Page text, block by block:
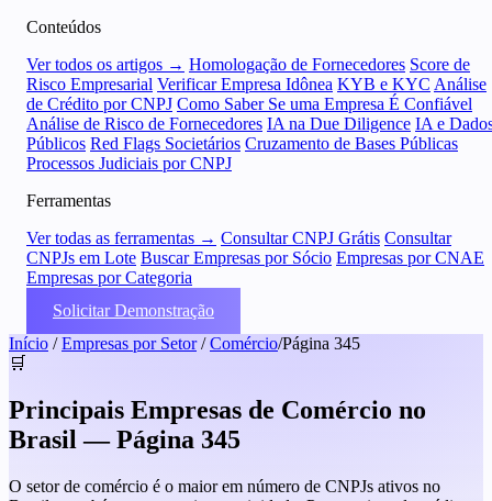
Conteúdos
Ver todos os artigos → Homologação de Fornecedores Score de
Risco Empresarial Verificar Empresa Idônea KYB e KYC Análise
de Crédito por CNPJ Como Saber Se uma Empresa É Confiável
Análise de Risco de Fornecedores IA na Due Diligence IA e
Públicos Red Flags Societários Cruzamento de Bases Públicas
Processos Judiciais por CNPJ
Ferramentas
Ver todas as ferramentas → Consultar CNPJ Grátis Consultar
CNPJs em Lote Buscar Empresas por Sócio Empresas por CNAE
Empresas por Categoria
Solicitar Demonstração
Início / Empresas por Setor / Comércio/Página 345
🛒
Principais Empresas de Comércio no
Brasil — Página 345
O setor de comércio é o maior em número de CNPJs ativos no